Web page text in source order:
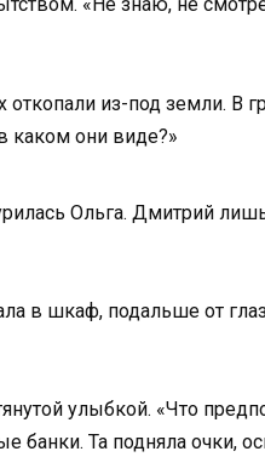
«Не знаю, не
из-под земли. В
каком они виде?»
Ольга. Дмитрий
в шкаф, подальше от
улыбкой. «Что
банки. Та подняла очки,